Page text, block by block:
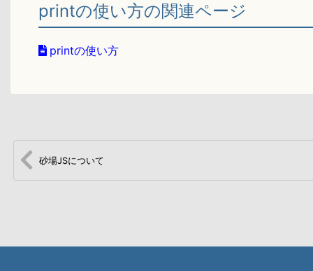
printの使い方の関連ページ
printの使い方
砂場JSについて